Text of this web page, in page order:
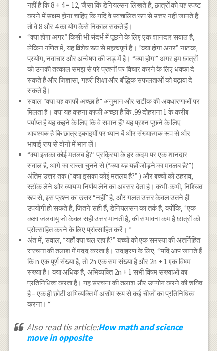
नहीं है कि 8 + 4 = 12, जैसा कि डेनियल्सन लिखते हैं, छात्रों को यह स्पष्ट
करने में सक्षम होना चाहिए कि यदि वे स्वचालित रूप से उत्तर नहीं जानते हैं
तो वे 8 और 4 का योग कैसे निकाल सकते हैं।
“क्या होगा अगर” किसी भी संदर्भ में पूछने के लिए एक शानदार सवाल है,
लेकिन गणित में, यह विशेष रूप से महत्वपूर्ण है। “क्या होगा अगर” नाटक,
प्रयोग, नवाचार और अन्वेषण की जड़ में है। “क्या होगा” अगर हम छात्रों
को उनकी तत्काल समझ से परे प्रश्नों पर विचार करने के लिए धक्का दे
सकते हैं और जिज्ञासा, गहरी शिक्षा और बौद्धिक सफलताओं को बढ़ावा दे
सकते हैं।
सवाल “क्या यह काफी अच्छा है” अनुमान और सटीक की अवधारणाओं पर
मिलता है। क्या यह कहना काफी अच्छा है कि .99 दोहराना 1 के करीब
पर्याप्त है यह कहने के लिए कि वे समान हैं? यह प्रश्न पूछने के लिए
आवश्यक है कि छात्र इकाइयों पर ध्यान दें और संख्यात्मक रूप से और
भाषाई रूप से दोनों में भाग लें।
“क्या इसका कोई मतलब है?” प्रक्रिया के हर कदम पर एक शानदार
सवाल है, आगे का रास्ता चुनने से (“क्या यह यहाँ जोड़ने का मतलब है?”)
अंतिम उत्तर तक (“क्या इसका कोई मतलब है?” ) और बच्चों को ठहराव,
स्टॉक लेने और व्यायाम निर्णय लेने का अवसर देता है। कभी-कभी, निश्चित
रूप से, इस प्रश्न का उत्तर “नहीं” है, और गलत उत्तर केवल उतने ही
उपयोगी हो सकते हैं, जितने सही हैं, डेनियलसन का तर्क है, क्योंकि, “एक
कक्षा जलवायु जो केवल सही उत्तर मानती है, की संभावना कम है छात्रों को
प्रोत्साहित करने के लिए प्रोत्साहित करें। ”
अंत में, सवाल, “यहाँ क्या चल रहा है?” बच्चों को एक समस्या की अंतर्निहित
संरचना की तलाश में मदद करता है। उदाहरण के लिए, “यदि आप जानते हैं
कि n एक पूर्ण संख्या है, तो 2n एक सम संख्या है और 2n + 1 एक विषम
संख्या है। क्या अधिक है, अभिव्यक्ति 2n + 1 सभी विषम संख्याओं का
प्रतिनिधित्व करता है। यह संरचना की तलाश और उपयोग करने की शक्ति
है – एक ही छोटी अभिव्यक्ति में असीम रूप से कई चीजों का प्रतिनिधित्व
करना। “
Also read tis article:How math and science
move in opposite